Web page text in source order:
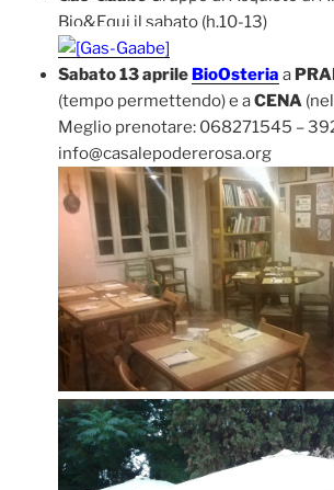
Bio&Equi il sabato (h.10-13)
Sabato 13 aprile BioOsteria a
(tempo permettendo) e aCENA
Meglio prenotare: 068271545 –
info@casalepodererosa.org